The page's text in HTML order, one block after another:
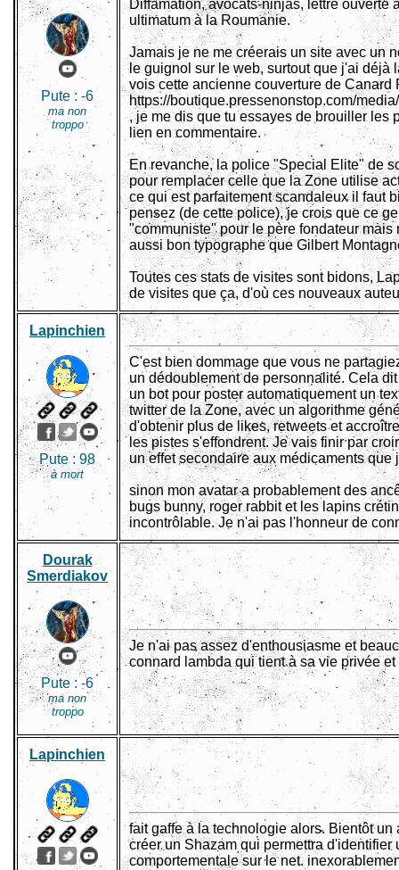
Pute : -6
ma non
troppo
Diffamation, avocats-ninjas, lettre
ultimatum à la Roumanie.
Jamais je ne me créerais un site avec un
le guignol sur le web, surtout que j'ai déjà
vois cette ancienne couverture de Canard
https://boutique.pressenonstop.com/
, je me dis que tu essayes de brouiller les
lien en commentaire.
En revanche, la police "Special Elite" de
pour remplacer celle que la Zone utilise
ce qui est parfaitement scandaleux il faut
pensez (de cette police), je crois que ce
"communiste" pour le père fondateur
aussi bon typographe que Gilbert
Toutes ces stats de visites sont bidons,
de visites que ça, d'où ces nouveaux
Lapinchien
Pute : 98
à mort
C'est bien dommage que vous ne
un dédoublement de personnalité. Cela
un bot pour poster automatiquement un
twitter de la Zone, avec un algorithme
d'obtenir plus de likes, retweets et
les pistes s'effondrent. Je vais finir par
un effet secondaire aux médicaments
sinon mon avatar a probablement des
bugs bunny, roger rabbit et les lapins
incontrôlable. Je n'ai pas l'honneur de
Dourak
Smerdiakov
Pute : -6
ma non
troppo
Je n'ai pas assez d'enthousiasme et
connard lambda qui tient à sa vie privée
Lapinchien
fait gaffe à la technologie alors. Bientôt
créer un Shazam qui permettra
comportementale sur le net.